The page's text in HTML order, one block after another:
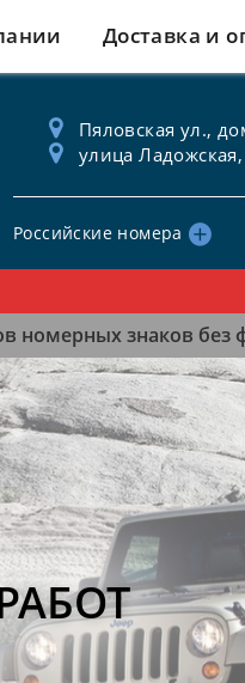
Доставка и
Пяловская ул.,
улица
Российские номера
номерных знаков без